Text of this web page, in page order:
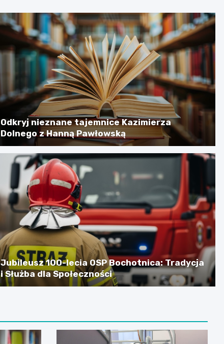
Odkryj nieznane tajemnice Kazimierza
Dolnego z Hanną Pawłowską
Jubileusz 100-lecia OSP Bochotnica: Tradycja
i Służba dla Społeczności